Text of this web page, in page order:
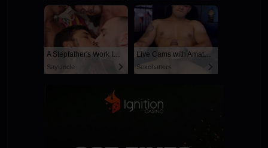
A Stepfather's Work Is Never Done
SayUncle
Live Cams with Amateur Men
Sexchatters